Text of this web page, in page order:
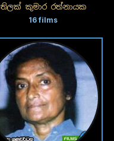
තිලක් කුමාර රත්නායක
16 films